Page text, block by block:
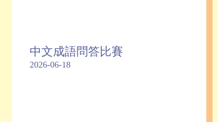
中文成語問答比賽
2026-06-18